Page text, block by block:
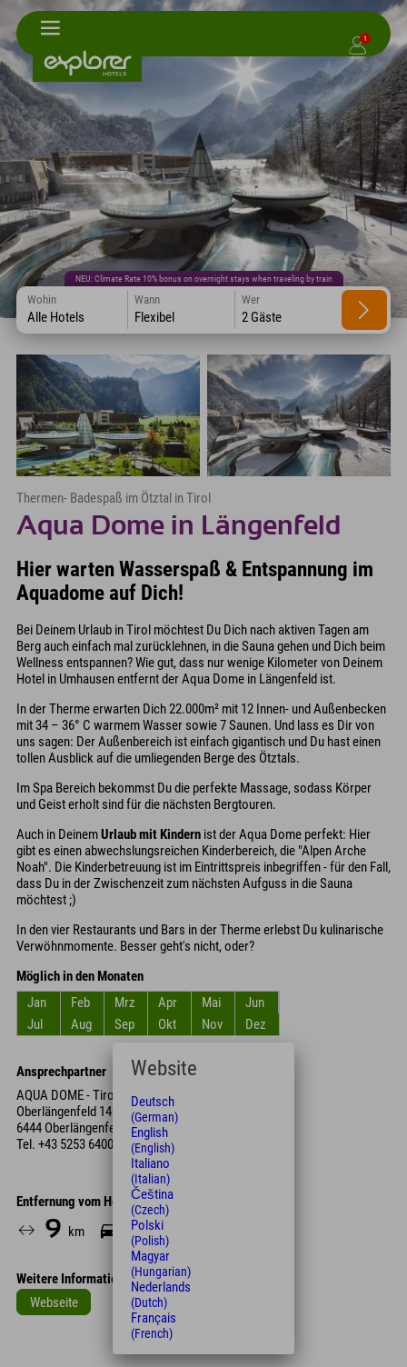
1
NEU: Climate Rate 10% bonus on overnight stays when traveling by train
Wohin
Alle Hotels
Wann
Flexibel
Wer
2 Gäste
Thermen- Badespaß im Ötztal in Tirol
Aqua Dome in Längenfeld
Hier warten Wasserspaß & Entspannung im
Aquadome auf Dich!
Bei Deinem Urlaub in Tirol möchtest Du Dich nach aktiven Tagen am
Berg auch einfach mal zurücklehnen, in die Sauna gehen und Dich beim
Wellness entspannen? Wie gut, dass nur wenige Kilometer von Deinem
Hotel in Umhausen entfernt der Aqua Dome in Längenfeld ist.
In der Therme erwarten Dich 22.000m² mit 12 Innen- und Außenbecken
mit 34 – 36° C warmem Wasser sowie 7 Saunen. Und lass es Dir von
uns sagen: Der Außenbereich ist einfach gigantisch und Du hast einen
tollen Ausblick auf die umliegenden Berge des Ötztals.
Im Spa Bereich bekommst Du die perfekte Massage, sodass Körper
und Geist erholt sind für die nächsten Bergtouren.
Auch in DeinemUrlaub mit Kindern ist der Aqua Dome perfekt: Hier
gibt es einen abwechslungsreichen Kinderbereich, die "Alpen Arche
Noah". Die Kinderbetreuung ist im Eintrittspreis inbegriffen - für den Fall,
dass Du in der Zwischenzeit zum nächsten Aufguss in die Sauna
möchtest ;)
In den vier Restaurants und Bars in der Therme erlebst Du kulinarische
Verwöhnmomente. Besser geht's nicht, oder?
Möglich in den Monaten
Jan
Feb Mrz Apr Mai
Jun
Jul
Aug Sep Okt Nov Dez
Ansprechpartner
AQUA DOME - Tirol Therme Längenfeld,
Oberlängenfeld 140
6444 Oberlängenfeld
Tel. +43 5253 6400
Entfernung vom Hotel
9 km 11 Min.
Weitere Informationen
Webseite
Leaflet
Website
Deutsch
(German)
English
(English)
Italiano
(Italian)
Čeština
(Czech)
Polski
(Polish)
Magyar
(Hungarian)
Nederlands
(Dutch)
Français
(French)